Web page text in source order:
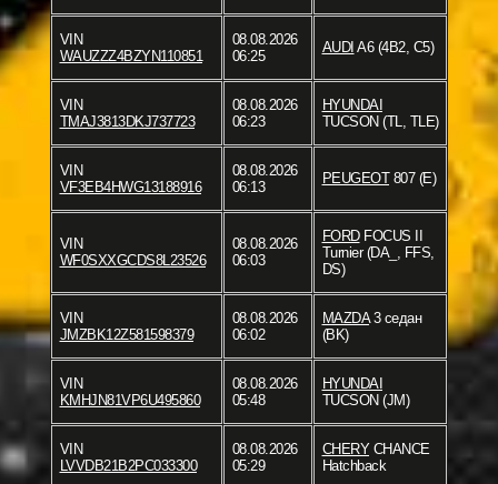
VIN
WAUZZZ4BZYN110851
08.08.2026
06:25
AUDI A6 (4B2, C5)
VIN
TMAJ3813DKJ737723
08.08.2026
06:23
HYUNDAI
TUCSON (TL, TLE)
VIN
VF3EB4HWG13188916
08.08.2026
06:13
PEUGEOT807 (E)
VIN
WF0SXXGCDS8L23526
08.08.2026
06:03
FORDFOCUS II
Turnier (DA_, FFS,
DS)
VIN
JMZBK12Z581598379
08.08.2026
06:02
MAZDA3 седан
(BK)
VIN
KMHJN81VP6U495860
08.08.2026
05:48
HYUNDAI
TUCSON (JM)
VIN
LVVDB21B2PC033300
08.08.2026
05:29
CHERYCHANCE
Hatchback